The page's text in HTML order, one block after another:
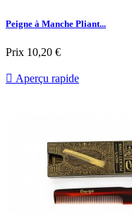
Peigne à Manche Pliant...
Prix 10,20 €
 Aperçu rapide